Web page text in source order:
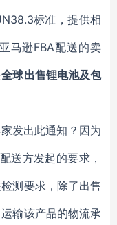
标准，提供相
马逊FBA配送的卖
全球出售锂电池及包
发出此通知？因为
送方发起的要求，
测要求，除了出售
输该产品的物流承